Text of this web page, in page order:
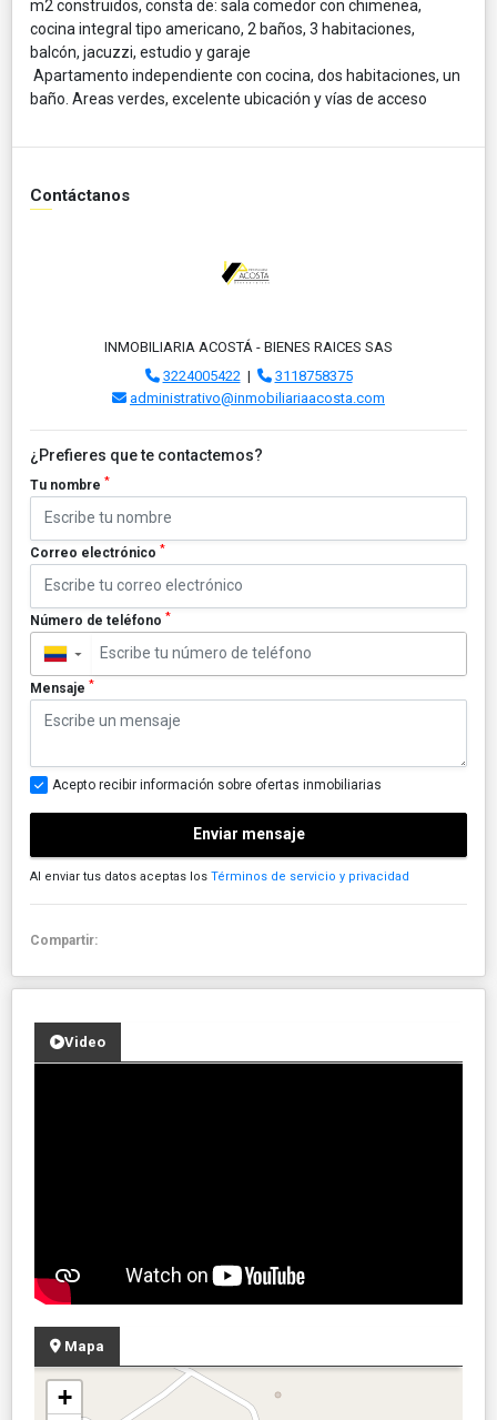
m2 construidos, consta de: sala comedor con chimenea,
cocina integral tipo americano, 2 baños, 3 habitaciones,
balcón, jacuzzi, estudio y garaje
Apartamento independiente con cocina, dos habitaciones, un
baño. Areas verdes, excelente ubicación y vías de acceso
Contáctanos
INMOBILIARIA ACOSTÁ - BIENES RAICES SAS
3224005422 |
3118758375
administrativo@inmobiliariaacosta.com
¿Prefieres que te contactemos?
Tu nombre *
Correo electrónico *
Número de teléfono *
▼
Mensaje *
Acepto recibir información sobre ofertas inmobiliarias
Enviar mensaje
Al enviar tus datos aceptas los Términos de servicio y privacidad
Compartir:
Video
Mapa
+